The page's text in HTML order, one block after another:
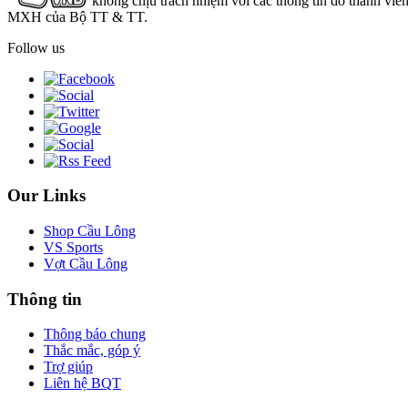
MXH của Bộ TT & TT.
Follow us
Our Links
Shop Cầu Lông
VS Sports
Vợt Cầu Lông
Thông tin
Thông báo chung
Thắc mắc, góp ý
Trợ giúp
Liên hệ BQT